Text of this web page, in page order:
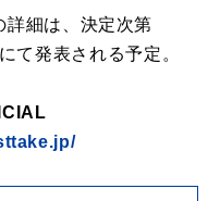
詳細は、決定次第
て発表される予定。